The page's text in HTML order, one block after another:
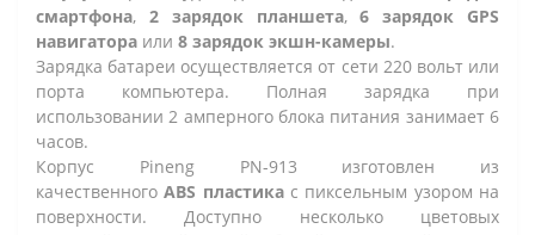
смартфона, 2 зарядок планшета,6 зарядок GPS
навигатора или 8 зарядок экшн-камеры.
Зарядка батареи осуществляется от сети 220 вольт или
порта компьютера. Полная зарядка при
использовании 2 амперного блока питания занимает 6
часов.
Корпус Pineng PN-913 изготовлен из
качественногоABS пластикас пиксельным узором на
поверхности. Доступно несколько цветовых